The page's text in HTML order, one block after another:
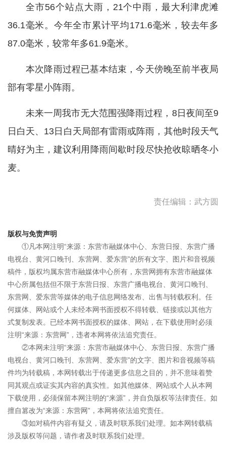
全市56个站点大雨，21个中雨，最大利津虎滩
36.1毫米。今年全市累计平均171.6毫米 ，较去年多
87.0毫米 ，较常年多61.9毫米。
本次降雨过程已基本结束，今天傍晚至前半夜局
部有零星小阵雨。
未来一周我市无大范围强降雨过程，8日夜间至9
日白天、13日白天局部有雷雨或阵雨，其他时段天气
晴好为主，建议利用降雨间歇时段尽快抢收晾晒冬小
麦。
责任编辑：武方圆
版权与免责声明
①凡本网注明“来源：东营市融媒体中心、东营日报、东营广播
电视台、黄河口晚刊、东营网、爱东营”的所有文字、图片和音视频
稿件，版权均属东营市融媒体中心所有，东营网拥有东营市融媒体
中心所属包括但不限于东营日报、东营广播电视台、黄河口晚刊、
东营网、爱东营等媒体的电子信息网络发布、出售与转载权利。任
何媒体、网站或个人未经本网书面授权不得转载、链接或以其他方
式复制发表。已经本网书面授权的媒体、网站，在下载使用时必须
注明“来源：东营网”，违者本网将依法追究责任。
②本网未注明“来源：东营市融媒体中心、东营日报、东营广播
电视台、黄河口晚刊、东营网、爱东营”的文字、图片和音视频等稿
件均为转载稿，本网转载出于传递更多信息之目的，并不意味着赞
同其观点或证实其内容的真实性。如其他媒体、网站或个人从本网
下载使用，必须保留本网注明的“来源”，并自负版权等法律责任。如
擅自篡改为“来源：东营网”，本网将依法追究责任。
③如对稿件内容有疑义，请及时联系我们处理。如本网转载稿
涉及版权等问题，请作者及时联系我们处理。